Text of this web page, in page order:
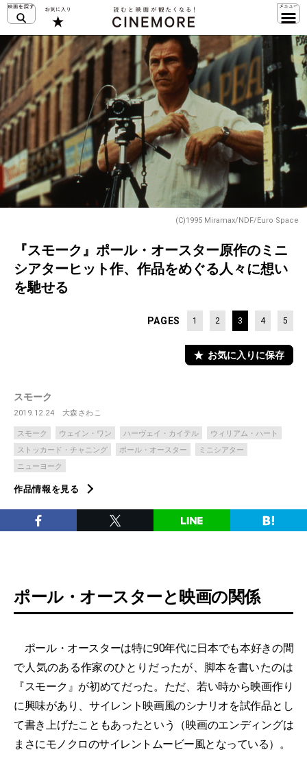
(C)1995 Miramax/NDF/Euro Space
『スモーク』ポール・オースター原作のミニ
シアターヒット作、作品をめぐる人々に想い
を馳せる
PAGES 1 2 3 4 5
お気に入りに保存
スモーク
2019.12.24 大森さわこ
スモーク ウェイン・ワン ハーヴェイ・カイテル
ウィリアム・ハート
ストッカード・チャニング
ポール・オースター
ミニシアター
ニューヨーク
作品情報を見る
ポール・オースターと映画の関係
ポール・オースターは特に90年代に日本でも本好きの間
で人気のある作家のひとりだったが、脚本を書いたのは
『スモーク』が初めてだった。ただ、若い時から映画作り
に興味があり、サイレント映画風のシナリオを試作品とし
て書き上げたこともあったという（映画のエンディングは
まさにモノクロのサイレントムービー風となっている）。